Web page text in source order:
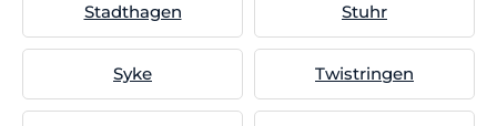
Stadthagen Stuhr
Syke Twistringen